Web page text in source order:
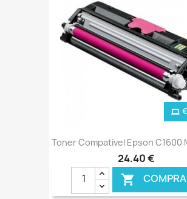
Toner Compatível Epson C1600
24,40 €
